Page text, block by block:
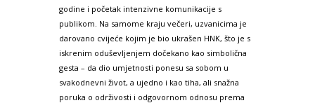
godine i početak intenzivne komunikacije s
publikom. Na samome kraju večeri, uzvanicima je
darovano cvijeće kojim je bio ukrašen HNK, što je s
iskrenim oduševljenjem dočekano kao simbolična
gesta – da dio umjetnosti ponesu sa sobom u
svakodnevni život, a ujedno i kao tiha, ali snažna
poruka o održivosti i odgovornom odnosu prema